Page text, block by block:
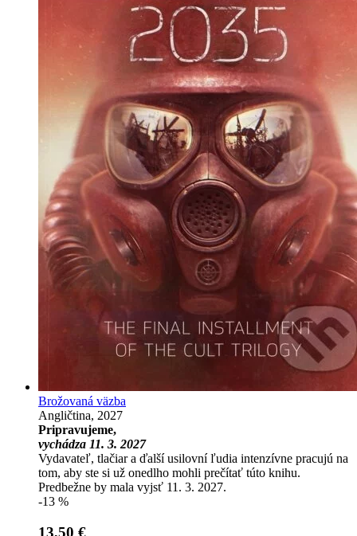
Brožovaná väzba
Angličtina, 2027
Pripravujeme,
vychádza 11. 3. 2027
Vydavateľ, tlačiar a ďalší usilovní ľudia intenzívne pracujú na
tom, aby ste si už onedlho mohli prečítať túto knihu.
Predbežne by mala vyjsť 11. 3. 2027.
-13 %
13,50 €